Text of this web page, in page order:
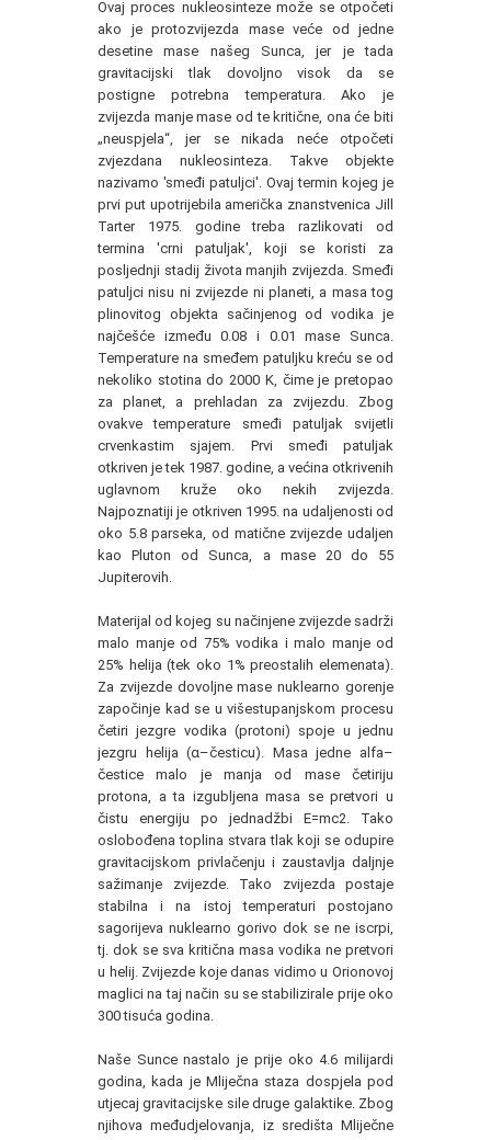
Ovaj proces nukleosinteze može se otpočeti
ako je protozvijezda mase veće od jedne
desetine mase našeg Sunca, jer je tada
gravitacijski tlak dovoljno visok da se
postigne potrebna temperatura. Ako je
zvijezda manje mase od te kritične, ona će biti
„neuspjela“, jer se nikada neće otpočeti
zvjezdana nukleosinteza. Takve objekte
nazivamo 'smeđi patuljci'. Ovaj termin kojeg je
prvi put upotrijebila američka znanstvenica Jill
Tarter 1975. godine treba razlikovati od
termina 'crni patuljak', koji se koristi za
posljednji stadij života manjih zvijezda. Smeđi
patuljci nisu ni zvijezde ni planeti, a masa tog
plinovitog objekta sačinjenog od vodika je
najčešće između 0.08 i 0.01 mase Sunca.
Temperature na smeđem patuljku kreću se od
nekoliko stotina do 2000 K, čime je pretopao
za planet, a prehladan za zvijezdu. Zbog
ovakve temperature smeđi patuljak svijetli
crvenkastim sjajem. Prvi smeđi patuljak
otkriven je tek 1987. godine, a većina otkrivenih
uglavnom kruže oko nekih zvijezda.
Najpoznatiji je otkriven 1995. na udaljenosti od
oko 5.8 parseka, od matične zvijezde udaljen
kao Pluton od Sunca, a mase 20 do 55
Jupiterovih.
Materijal od kojeg su načinjene zvijezde sadrži
malo manje od 75% vodika i malo manje od
25% helija (tek oko 1% preostalih elemenata).
Za zvijezde dovoljne mase nuklearno gorenje
započinje kad se u višestupanjskom procesu
četiri jezgre vodika (protoni) spoje u jednu
jezgru helija (α–česticu). Masa jedne alfa–
čestice malo je manja od mase četiriju
protona, a ta izgubljena masa se pretvori u
čistu energiju po jednadžbi E=mc2. Tako
oslobođena toplina stvara tlak koji se odupire
gravitacijskom privlačenju i zaustavlja daljnje
sažimanje zvijezde. Tako zvijezda postaje
stabilna i na istoj temperaturi postojano
sagorijeva nuklearno gorivo dok se ne iscrpi,
tj. dok se sva kritična masa vodika ne pretvori
u helij. Zvijezde koje danas vidimo u Orionovoj
maglici na taj način su se stabilizirale prije oko
300 tisuća godina.
Naše Sunce nastalo je prije oko 4.6 milijardi
godina, kada je Mliječna staza dospjela pod
utjecaj gravitacijske sile druge galaktike. Zbog
njihova međudjelovanja, iz središta Mliječne